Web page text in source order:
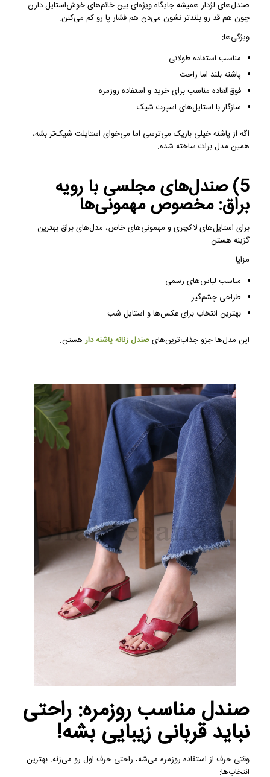
صندل‌های لژدار همیشه جایگاه ویژه‌ای بین خانم‌های خوش‌استایل دارن
چون هم قد رو بلندتر نشون می‌دن هم فشار پا رو کم می‌کنن.
ویژگی‌ها:
مناسب استفاده طولانی
پاشنه بلند اما راحت
فوق‌العاده مناسب برای خرید و استفاده روزمره
سازگار با استایل‌های اسپرت-شیک
اگه از پاشنه خیلی باریک می‌ترسی اما می‌خوای استایلت شیک‌تر بشه،
همین مدل برات ساخته شده.
5) صندل‌های مجلسی با رویه
براق: مخصوص مهمونی‌ها
برای استایل‌های لاکچری و مهمونی‌های خاص، مدل‌های براق بهترین
گزینه هستن.
مزایا:
مناسب لباس‌های رسمی
طراحی چشم‌گیر
بهترین انتخاب برای عکس‌ها و استایل شب
این مدل‌ها جزو جذاب‌ترین‌هایصندل زنانه پاشنه دارهستن.
صندل مناسب روزمره: راحتی
نباید قربانی زیبایی بشه!
وقتی حرف از استفاده روزمره می‌شه، راحتی حرف اول رو می‌زنه. بهترین
انتخاب‌ها: